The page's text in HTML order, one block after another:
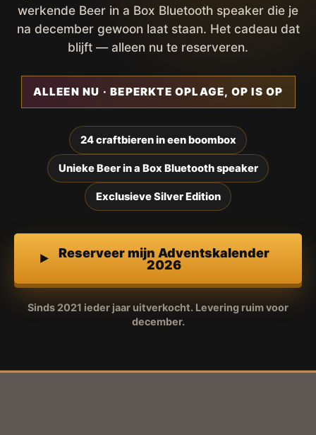
werkende Beer in a Box Bluetooth speaker die je
na december gewoon laat staan. Het cadeau dat
blijft — alleen nu te reserveren.
ALLEEN NU · BEPERKTE OPLAGE, OP IS OP
24 craftbieren in een boombox
Unieke Beer in a Box Bluetooth speaker
Exclusieve Silver Edition
Reserveer mijn Adventskalender
2026
Sinds 2021 ieder jaar uitverkocht. Levering ruim voor
december.